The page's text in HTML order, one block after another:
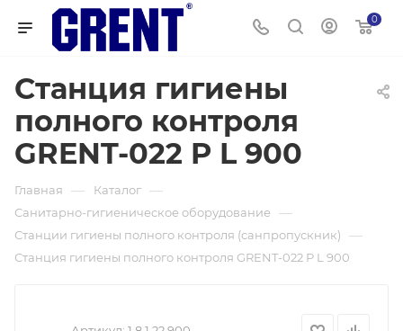
0
Станция гигиены
полного контроля
GRENT-022 P L 900
Главная — Каталог —
Санитарно-гигиеническое оборудование —
Станции гигиены полного контроля (санпропускник) —
Станция гигиены полного контроля GRENT-022 P L 900